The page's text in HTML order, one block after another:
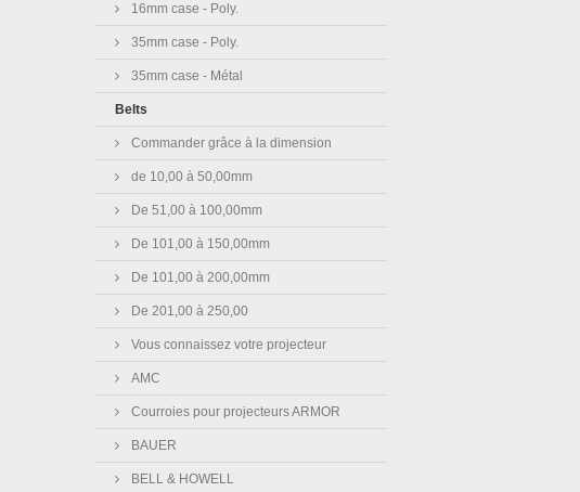
16mm case - Poly.
35mm case - Poly.
35mm case - Métal
Belts
Commander grâce à la dimension
de 10,00 à 50,00mm
De 51,00 à 100,00mm
De 101,00 à 150,00mm
De 101,00 à 200,00mm
De 201,00 à 250,00
Vous connaissez votre projecteur
AMC
Courroies pour projecteurs ARMOR
BAUER
BELL & HOWELL